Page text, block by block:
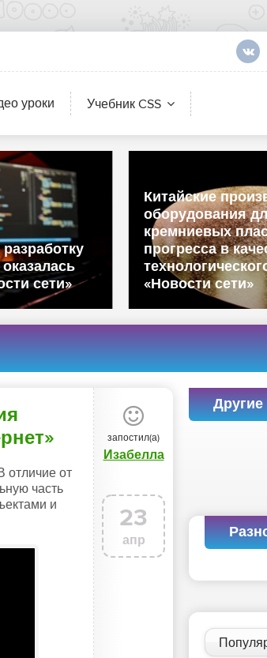
уроки Учебник CSS
производители
для полировки
пластин добились
в качестве
процесса -
сети»
отличие от
часть
и
запостил(а)
Изабелла
23
апр
Другие